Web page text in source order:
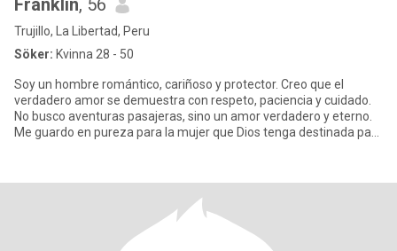
Franklin, 56
Trujillo, La Libertad, Peru
Söker: Kvinna 28 - 50
Soy un hombre romántico, cariñoso y protector. Creo que el
verdadero amor se demuestra con respeto, paciencia y cuidado.
No busco aventuras pasajeras, sino un amor verdadero y eterno.
Me guardo en pureza para la mujer que Dios tenga destinada para